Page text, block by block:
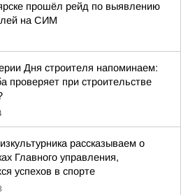
прошёл рейд по выявлению
на СИМ
Дня строителя напоминаем:
проверяет при строительстве
рассказываем о
Главного управления,
успехов в спорте